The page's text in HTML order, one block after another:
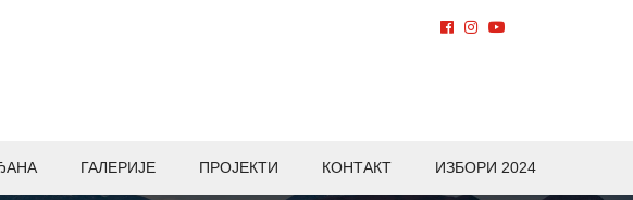
ГАЛЕРИЈЕ ПРОЈЕКТИ КОНТАКТ ИЗБОРИ 2024